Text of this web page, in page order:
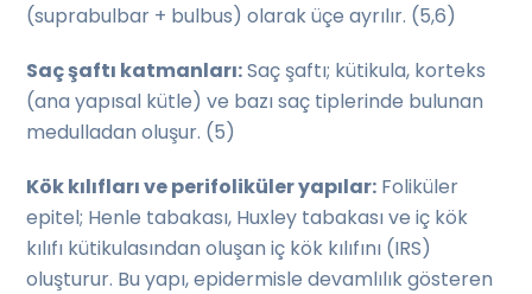
(suprabulbar + bulbus) olarak üçe ayrılır. (5,6)
Saç şaftı katmanları:Saç şaftı; kütikula, korteks
(ana yapısal kütle) ve bazı saç tiplerinde bulunan
medulladan oluşur. (5)
Kök kılıfları ve perifoliküler yapılar: Foliküler
epitel; Henle tabakası, Huxley tabakası ve iç kök
kılıfı kütikulasından oluşan iç kök kılıfını (IRS)
oluşturur. Bu yapı, epidermisle devamlılık gösteren